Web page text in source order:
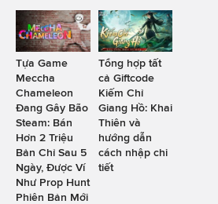
Tựa Game
Meccha
Chameleon
Đang Gây Bão
Steam: Bán
Hơn 2 Triệu
Bản Chỉ Sau 5
Ngày, Được Ví
Như Prop Hunt
Phiên Bản Mới
Tổng hợp tất
cả Giftcode
Kiếm Chỉ
Giang Hồ: Khai
Thiên và
hướng dẫn
cách nhập chi
tiết